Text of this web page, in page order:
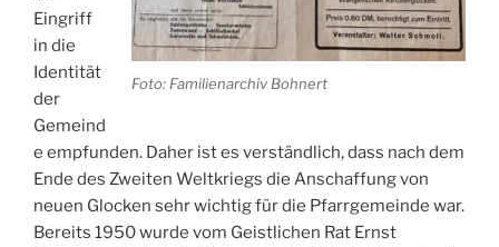
Foto: Familienarchiv Bohnert
Eingriff
in die
Identität
der
Gemeind
e empfunden. Daher ist es verständlich, dass nach dem
Ende des Zweiten Weltkriegs die Anschaffung von
neuen Glocken sehr wichtig für die Pfarrgemeinde war.
Bereits 1950 wurde vom Geistlichen Rat Ernst